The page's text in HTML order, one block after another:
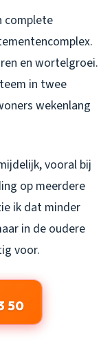
complete
en wortelgroei.
in twee
wekenlang
vooral bij
op meerdere
ik dat minder
in de oudere
voor.
50